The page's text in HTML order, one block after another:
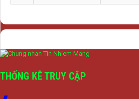
THỐNG KÊ TRUY CẬP